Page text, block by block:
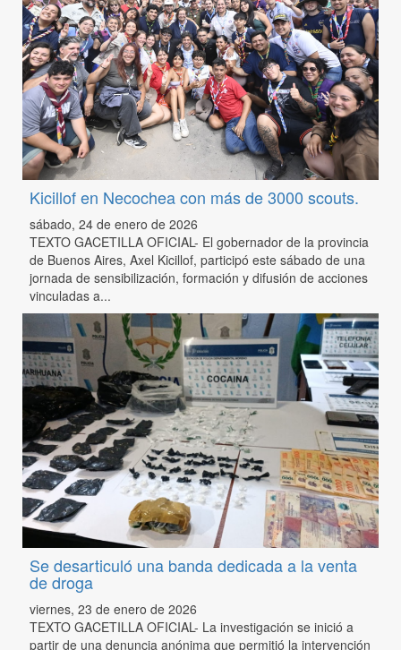
Kicillof en Necochea con más de 3000 scouts.
sábado, 24 de enero de 2026
TEXTO GACETILLA OFICIAL- El gobernador de la provincia
de Buenos Aires, Axel Kicillof, participó este sábado de una
jornada de sensibilización, formación y difusión de acciones
vinculadas a...
Se desarticuló una banda dedicada a la venta
de droga
viernes, 23 de enero de 2026
TEXTO GACETILLA OFICIAL- La investigación se inició a
partir de una denuncia anónima que permitió la intervención